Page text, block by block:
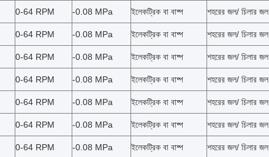
0-64 RPM -0.08 MPa ইলেকট্রিক বা বাষ্প শহরের জল/ চিলার জল
0-64 RPM -0.08 MPa ইলেকট্রিক বা বাষ্প শহরের জল/ চিলার জল
0-64 RPM -0.08 MPa ইলেকট্রিক বা বাষ্প শহরের জল/ চিলার জল
0-64 RPM -0.08 MPa ইলেকট্রিক বা বাষ্প শহরের জল/ চিলার জল
0-64 RPM -0.08 MPa ইলেকট্রিক বা বাষ্প শহরের জল/ চিলার জল
0-64 RPM -0.08 MPa ইলেকট্রিক বা বাষ্প শহরের জল/ চিলার জল
0-64 RPM -0.08 MPa ইলেকট্রিক বা বাষ্প শহরের জল/ চিলার জল